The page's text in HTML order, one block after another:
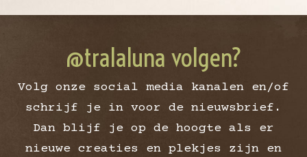
@tralaluna volgen?
Volg onze social media kanalen en/of
schrijf je in voor de nieuwsbrief.
Dan blijf je op de hoogte als er
nieuwe creaties en plekjes zijn en